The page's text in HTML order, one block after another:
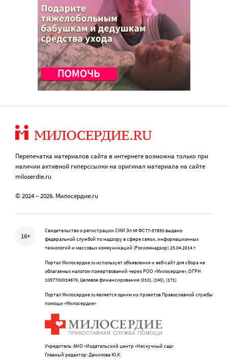
Перепечатка материалов сайта в интернете возможна только при
наличии активной гиперссылки на оригинал материала на сайте
miloserdie.ru
© 2024 – 2026. Милосердие.ru
16+
Свидетельство о регистрации СМИ Эл № ФС77-57850 выдано
федеральной службой по надзору в сфере связи, информационных
технологий и массовых коммуникаций (Роскомнадзор) 25.04.2014 г.
Портал Милосердие.ru использует объявления и веб-сайт для сбора не
облагаемых налогом пожертвований через РОО «Милосердие», ОГРН
1057700014679, Целевое финансирование (010), (140), (171)
Портал Милосердие.ru является одним из проектов Православной службы
помощи «Милосердие»
Учредитель: АНО «Издательский центр «Нескучный сад»
Главный редактор: Данилова Ю.К.